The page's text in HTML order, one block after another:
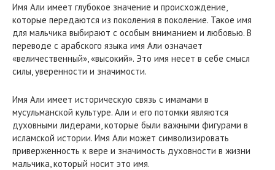
Имя Али имеет глубокое значение и происхождение,
которые передаются из поколения в поколение. Такое имя
для мальчика выбирают с особым вниманием и любовью. В
переводе с арабского языка имя Али означает
«величественный», «высокий». Это имя несет в себе смысл
силы, уверенности и значимости.
Имя Али имеет историческую связь с имамами в
мусульманской культуре. Али и его потомки являются
духовными лидерами, которые были важными фигурами в
исламской истории. Имя Али может символизировать
приверженность к вере и значимость духовности в жизни
мальчика, который носит это имя.